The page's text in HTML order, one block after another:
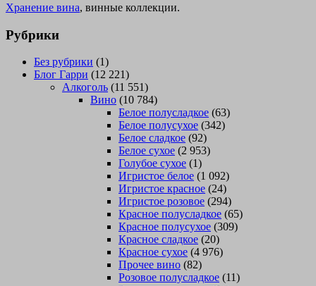
Хранение вина, винные коллекции.
Рубрики
Без рубрики (1)
Блог Гарри (12 221)
Алкоголь (11 551)
Вино (10 784)
Белое полусладкое (63)
Белое полусухое (342)
Белое сладкое (92)
Белое сухое (2 953)
Голубое сухое (1)
Игристое белое (1 092)
Игристое красное (24)
Игристое розовое (294)
Красное полусладкое (65)
Красное полусухое (309)
Красное сладкое (20)
Красное сухое (4 976)
Прочее вино (82)
Розовое полусладкое (11)